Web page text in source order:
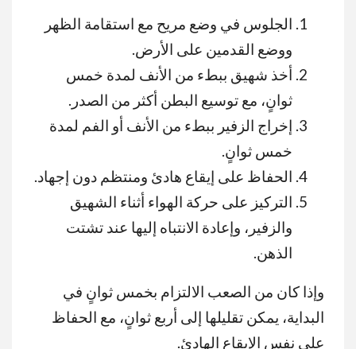
الجلوس في وضع مريح مع استقامة الظهر
ووضع القدمين على الأرض.
أخذ شهيق ببطء من الأنف لمدة خمس
ثوانٍ، مع توسيع البطن أكثر من الصدر.
إخراج الزفير ببطء من الأنف أو الفم لمدة
خمس ثوانٍ.
الحفاظ على إيقاع هادئ ومنتظم دون إجهاد.
التركيز على حركة الهواء أثناء الشهيق
والزفير، وإعادة الانتباه إليها عند تشتت
الذهن.
وإذا كان من الصعب الالتزام بخمس ثوانٍ في
البداية، يمكن تقليلها إلى أربع ثوانٍ، مع الحفاظ
على نفس الإيقاع الهادئ.